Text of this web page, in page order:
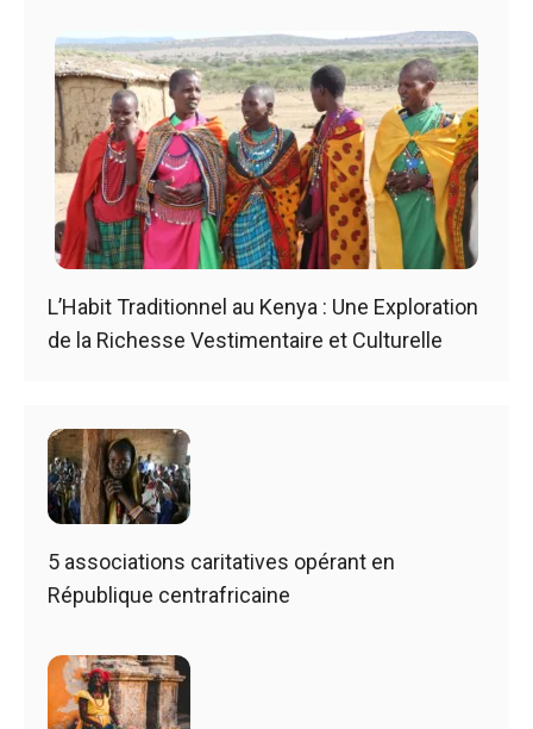
L’Habit Traditionnel au Kenya : Une Exploration
de la Richesse Vestimentaire et Culturelle
5 associations caritatives opérant en
République centrafricaine